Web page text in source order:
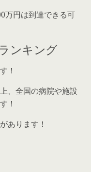
万円は到達できる可
ンキング
！
、全国の病院や施設
！
あります！